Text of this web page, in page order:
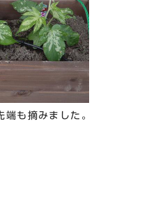
も摘みました。